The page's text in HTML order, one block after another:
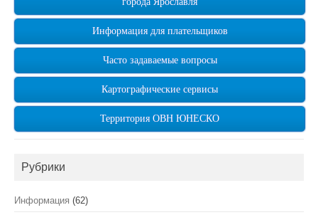
Информация для плательщиков
Часто задаваемые вопросы
Картографические сервисы
Территория ОВН ЮНЕСКО
Рубрики
Информация (62)